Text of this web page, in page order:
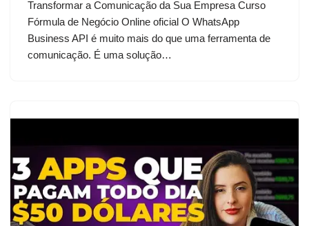
Transformar a Comunicação da Sua Empresa Curso
Fórmula de Negócio Online oficial O WhatsApp
Business API é muito mais do que uma ferramenta de
comunicação. É uma solução…